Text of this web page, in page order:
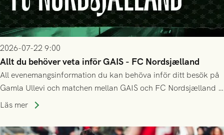
2026-07-22 9:00
Allt du behöver veta inför GAIS - FC Nordsjælland
All evenemangsinformation du kan behöva inför ditt besök på
Gamla Ullevi och matchen mellan GAIS och FC Nordsjælland i
kvalet till Conference League! Avspark kl 19.00 på torsdag
Läs mer